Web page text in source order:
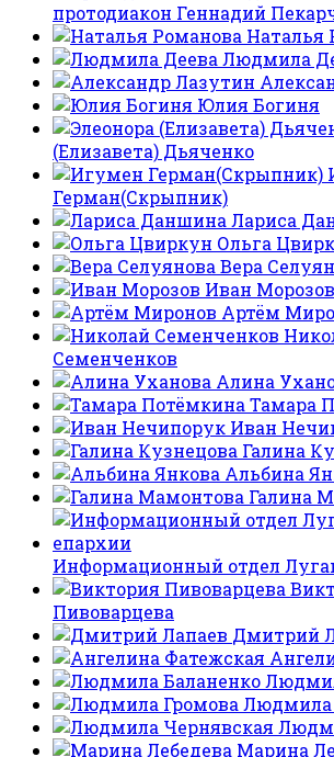
протодиакон Геннадий
Наталья
Людмила
Юлия Богиня
(Елизавета) Дьяченко
Герман(Скрыпник)
Лариса
Ольга
Вера
Иван Морозов
Артём
Семенченков
Алина
Тамара
Иван
Галина
Альбина
Галина
Информационный отдел
Пивоварцева
Дмитрий
Людмила
Марина